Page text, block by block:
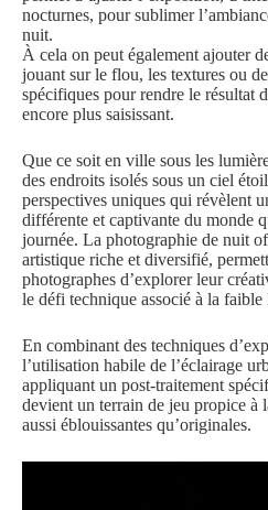
nocturnes, pour sublimer
nuit.
À cela on peut également ajouter
jouant sur le flou, les textures ou
spécifiques pour rendre le résultat
encore plus saisissant.
Que ce soit en ville sous les
des endroits isolés sous un ciel
perspectives uniques qui révèlent
différente et captivante du monde
journée. La photographie de nuit
artistique riche et diversifié,
photographes d’explorer leur
le défi technique associé à la faible
En combinant des techniques
l’utilisation habile de l’éclairage
appliquant un post-traitement
devient un terrain de jeu propice à
aussi éblouissantes qu’originales.